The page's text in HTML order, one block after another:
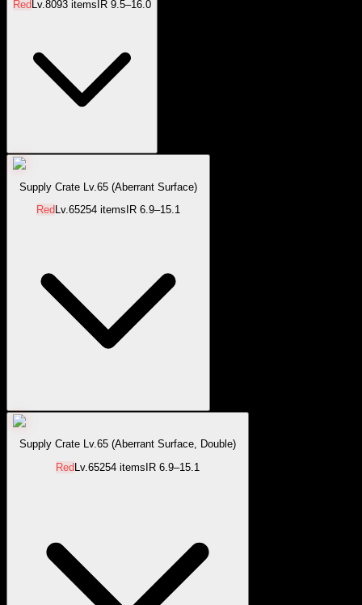
Red Lv.8093 items IR 9.5–16.0
Supply Crate Lv.65 (Aberrant Surface)
Red Lv. 65254 items IR 6.9–15.1
Supply Crate Lv.65 (Aberrant Surface, Double)
RedLv. 65254 itemsIR 6.9–15.1